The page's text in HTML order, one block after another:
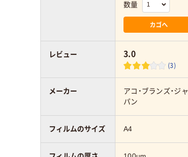
数量
カゴへ
3.0
(3)
アコ・ブランズ・ジャ
パン
A4
レビュー
メーカー
フィルムのサイズ